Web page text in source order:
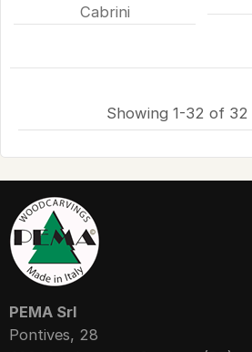
Cabrini
Showing 1-32 of 32
PEMA Srl
Pontives, 28